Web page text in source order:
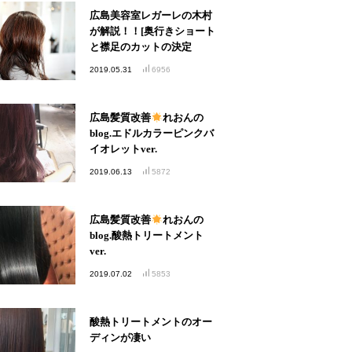
広島美容室レガーレの木村
が解説！！[奥行きショート
と襟足のカットの決定
2019.05.31 6956
広島髪質改善
れおんの
blog.エドルカラーピンクバ
イオレットver.
2019.06.13 5872
広島髪質改善
れおんの
blog.酸熱トリートメント
ver.
2019.07.02 5853
酸熱トリートメントのオー
ディンが凄い